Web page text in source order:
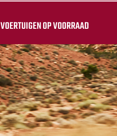
VOERTUIGEN OP VOORRAAD